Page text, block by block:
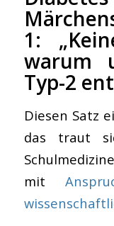
1:
warum
Typ-2
Diesen Satz
das traut
mit